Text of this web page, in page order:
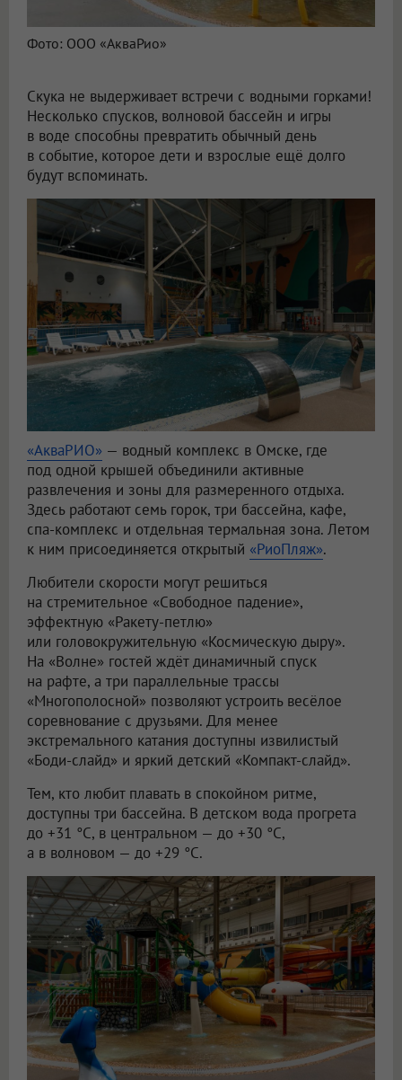
Фото: ООО «АкваРио»
Скука не выдерживает встречи с водными горками!
Несколько спусков, волновой бассейн и игры
в воде способны превратить обычный день
в событие, которое дети и взрослые ещё долго
будут вспоминать.
«АкваРИО» — водный комплекс в Омске, где
под одной крышей объединили активные
развлечения и зоны для размеренного отдыха.
Здесь работают семь горок, три бассейна, кафе,
спа-комплекс и отдельная термальная зона. Летом
к ним присоединяется открытый «РиоПляж».
Любители скорости могут решиться
на стремительное «Свободное падение»,
эффектную «Ракету-петлю»
или головокружительную «Космическую дыру».
На «Волне» гостей ждёт динамичный спуск
на рафте, а три параллельные трассы
«Многополосной» позволяют устроить весёлое
соревнование с друзьями. Для менее
экстремального катания доступны извилистый
«Боди-слайд» и яркий детский «Компакт-слайд».
Тем, кто любит плавать в спокойном ритме,
доступны три бассейна. В детском вода прогрета
до +31 °C, в центральном — до +30 °C,
а в волновом — до +29 °C.